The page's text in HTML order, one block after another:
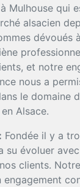
Mulhouse qui
alsacien
dévoués
et notre
nous a
le domaine
Alsace.
Fondée il y a
su évoluer
clients.
engagement